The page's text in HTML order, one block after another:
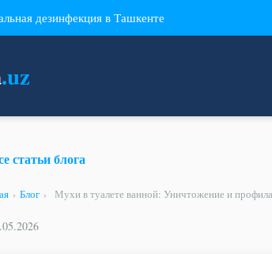
дезинфекция в Ташкенте
.uz
статьи блога
› Блог › Мухи в туалете ванной: Уничтожение и